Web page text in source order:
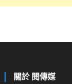
關於 閱傳媒